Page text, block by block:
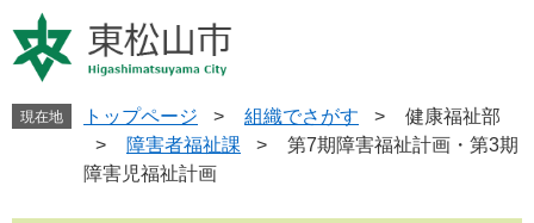
ー
ジ
ニ
ュ
現在地 トップページ > 組織でさがす >
健康福祉部
>
障害者福祉課 >
第7期障害福祉計画・第3期
障害児福祉計画